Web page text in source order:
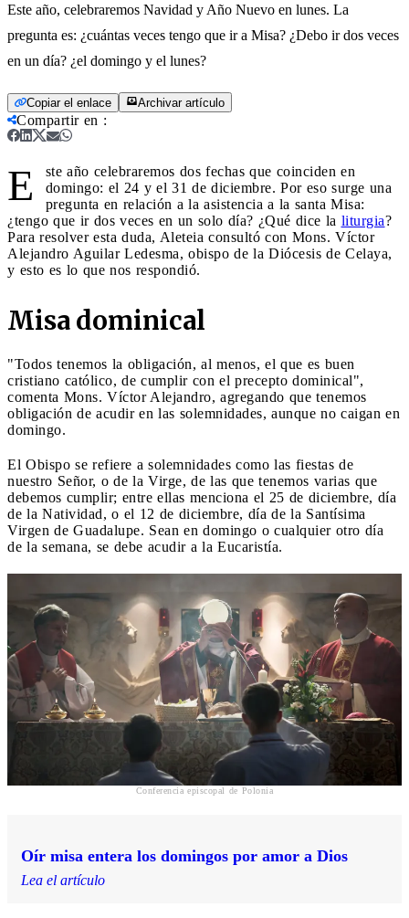
Este año, celebraremos Navidad y Año Nuevo en lunes. La
pregunta es: ¿cuántas veces tengo que ir a Misa? ¿Debo ir dos veces
en un día? ¿el domingo y el lunes?
Copiar el enlace Archivar artículo
Compartir en :
E
ste año celebraremos dos fechas que coinciden en
domingo: el 24 y el 31 de diciembre. Por eso surge una
pregunta en relación a la asistencia a la santa Misa:
¿tengo que ir dos veces en un solo día? ¿Qué dice la liturgia?
Para resolver esta duda, Aleteia consultó con Mons. Víctor
Alejandro Aguilar Ledesma, obispo de la Diócesis de Celaya,
y esto es lo que nos respondió.
Misa dominical
"Todos tenemos la obligación, al menos, el que es buen
cristiano católico, de cumplir con el precepto dominical",
comenta Mons. Víctor Alejandro, agregando que tenemos
obligación de acudir en las solemnidades, aunque no caigan en
domingo.
El Obispo se refiere a solemnidades como las fiestas de
nuestro Señor, o de la Virge, de las que tenemos varias que
debemos cumplir; entre ellas menciona el 25 de diciembre, día
de la Natividad, o el 12 de diciembre, día de la Santísima
Virgen de Guadalupe. Sean en domingo o cualquier otro día
de la semana, se debe acudir a la Eucaristía.
Conferencia episcopal de Polonia
Oír misa entera los domingos por amor a Dios
Lea el artículo